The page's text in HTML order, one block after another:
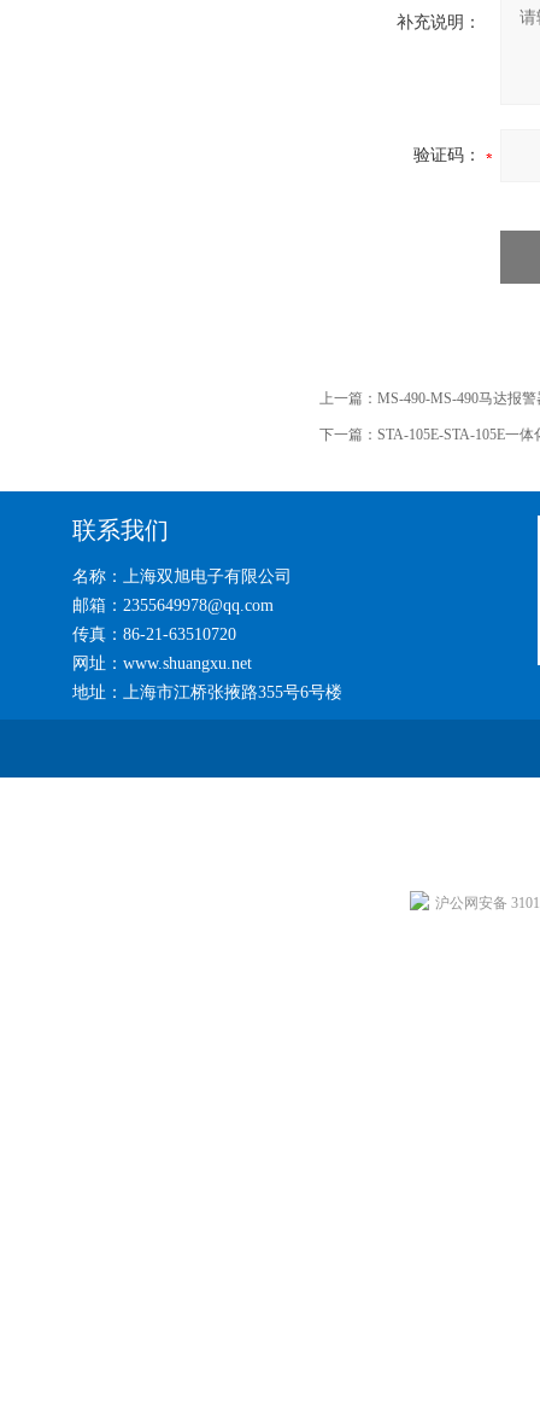
补充说明：
验证码：
上一篇： MS-490-MS-490马达报警
下一篇： STA-105E-STA-105E一
联系我们
名称：上海双旭电子有限公司
邮箱：2355649978@qq.com
传真：86-21-63510720
网址：www.shuangxu.net
地址：上海市江桥张掖路355号6号楼
沪公网安备